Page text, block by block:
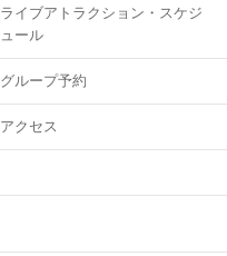
ライブアトラクション・スケジ
ュール
グループ予約
アクセス